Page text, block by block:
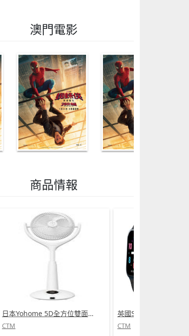
澳門電影
商品情報
日本Yohome 5D全方位雙面雙葉對流淨化智能語音伸縮循環扇 PRO (需訂貨)
CTM CTM